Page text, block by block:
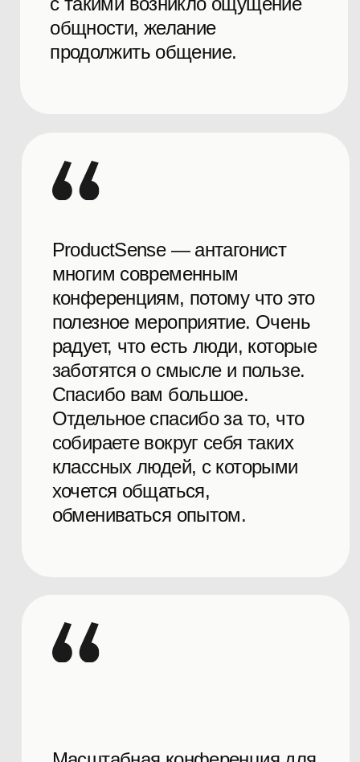
открытое и доброжелательное.
По возможности советую
посещать офлайн и регулярно.
Самый полезный контент из
всех конференций на тему
«управление продуктом» в РФ!
Применим в разных размерах
продуктов и команд. Даже
небольшая команда сможет
взять для себя и применить в
своем продукте, а это часто
редкость на мероприятиях.